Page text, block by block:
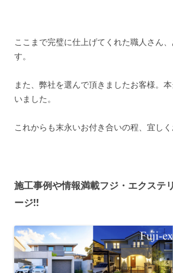
ここまで完璧に仕上げてくれた職人さん
す。
また、弊社を選んで頂きましたお客様。
いました。
これからも末永いお付き合いの程、宜しく
施工事例や情報満載フジ・エクステ
ージ!!